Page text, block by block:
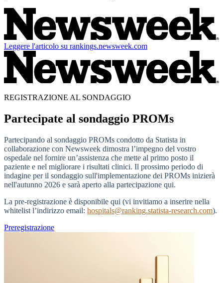
Leggere l'articolo su rankings.newsweek.com
REGISTRAZIONE AL SONDAGGIO
Partecipate al sondaggio PROMs
Partecipando al sondaggio PROMs condotto da Statista in
collaborazione con Newsweek dimostra l’impegno del vostro
ospedale nel fornire un’assistenza che mette al primo posto il
paziente e nel migliorare i risultati clinici. Il prossimo periodo di
indagine per il sondaggio sull'implementazione dei PROMs inizierà
nell'autunno 2026 e sarà aperto alla partecipazione qui.
La pre-registrazione è disponibile qui (vi invitiamo a inserire nella
whitelist l’indirizzo email: hospitals@ranking.statista-research.com).
Preregistrazione